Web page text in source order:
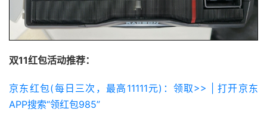
双11红包活动推荐：
京东红包(每日三次，最高11111元)：领取>> | 打开京东
APP搜索“领红包985”